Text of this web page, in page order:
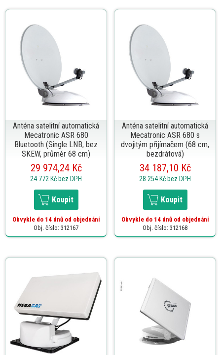
Anténa satelitní automatická
Mecatronic ASR 680
Bluetooth (Single LNB, bez
SKEW, průměr 68 cm)
29 974,24 Kč
24 772 Kč bez DPH
Koupit
Obvykle do 14 dnů od objednání
Obj. číslo: 312167
Anténa satelitní automatická
Mecatronic ASR 680 s
dvojitým přijímačem (68 cm,
bezdrátová)
34 187,10 Kč
28 254 Kč bez DPH
Koupit
Obvykle do 14 dnů od objednání
Obj. číslo: 312168